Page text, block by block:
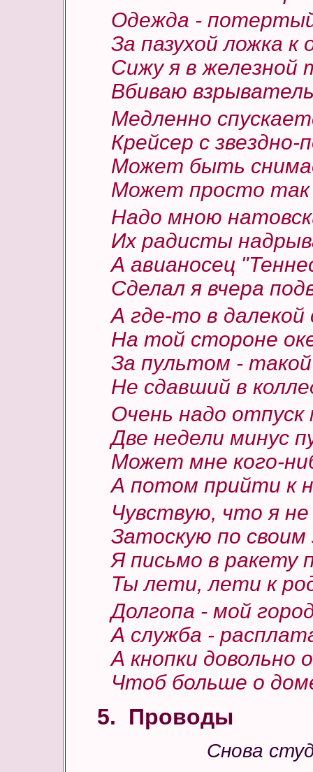
Одежда -
За пазухой ложка к
Сижу я в железной
Вбиваю
Медленно
Крейсер с
Может быть
Может просто так
Надо мною
Их радисты
А авианосец
Сделал я вчера
А где-то в далекой
На той стороне
За пультом -
Не сдавший в
Очень надо
Две недели минус
Может мне кого-
А потом прийти к
Чувствую, что я не
Затоскую по
Я письмо в ракету
Ты лети, лети к
Долгопа - мой
А служба -
А кнопки довольно
Чтоб больше о
5. Проводы
Снова